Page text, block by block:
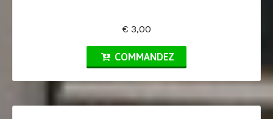
€ 3,00
COMMANDEZ